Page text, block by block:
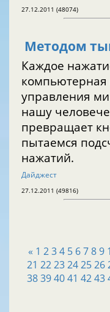
27.12.2011 (48074)
Методом
Каждое
управления
нашу
превращает
пытаемся
нажатий.
Дайджест
27.12.2011 (49816)
« 1 2 3 4 5 6 7 8 9
21 2223242526
38394041 4243